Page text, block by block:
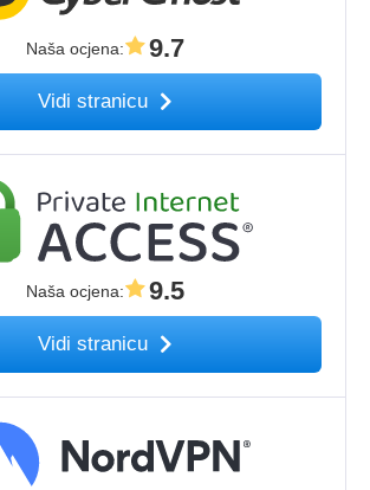
Naša ocjena: 9.7
Vidi stranicu
Naša ocjena: 9.5
Vidi stranicu